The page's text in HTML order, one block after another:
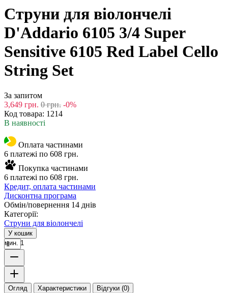
Струни для віолончелі
D'Addario 6105 3/4 Super
Sensitive 6105 Red Label Cello
String Set
За запитом
3,649 грн. 0 грн. -0%
Код товара: 1214
В наявності
Оплата частинами
6 платежі по 608 грн.
Покупка частинами
6 платежі по 608 грн.
Кредит, оплата частинами
Дисконтна програма
Обмін/повернення 14 днів
Категорії:
Струни для віолончелі
У кошик
мин. 1
Огляд Характеристики Відгуки (0)